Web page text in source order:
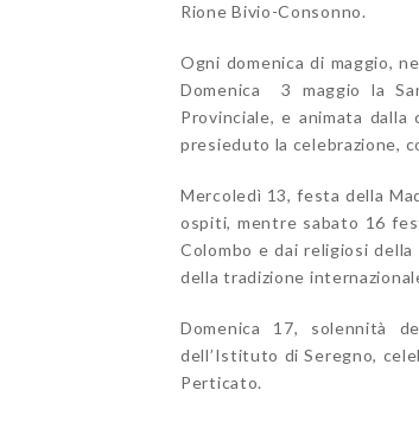
Rione Bivio-Consonno.
Ogni domenica di maggio,
Domenica 3 maggio la
Provinciale, e animata dalla
presieduto la celebrazione,
Mercoledì 13, festa della
ospiti, mentre sabato 16
Colombo e dai religiosi
della tradizione
Domenica 17, solennità
dell’Istituto di Seregno,
Perticato.